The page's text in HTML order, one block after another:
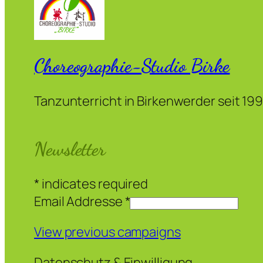
Choreographie-Studio Birke
Tanzunterricht in Birkenwerder seit
Newsletter
* indicates required
Email Addresse *
View previous campaigns